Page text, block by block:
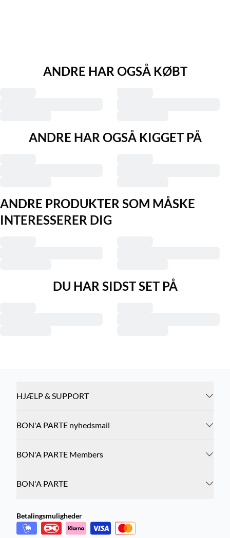
ANDRE HAR OGSÅ KØBT
ANDRE HAR OGSÅ KIGGET PÅ
ANDRE PRODUKTER SOM MÅSKE
INTERESSERER DIG
DU HAR SIDST SET PÅ
HJÆLP & SUPPORT
BON'A PARTE nyhedsmail
BON'A PARTE Members
BON'A PARTE
Betalingsmuligheder